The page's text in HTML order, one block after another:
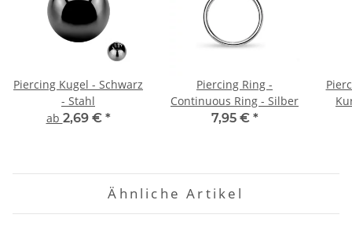
Piercing Kugel - Schwarz
- Stahl
ab 2,69 € *
Piercing Ring -
Continuous Ring - Silber
7,95 € *
Ähnliche Artikel